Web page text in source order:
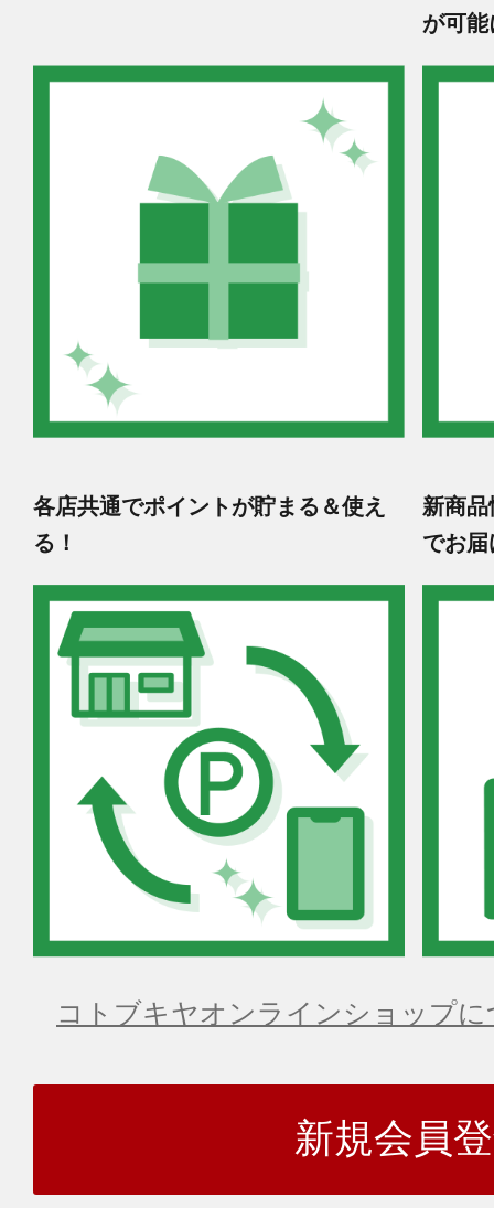
が可能
各店共通でポイントが貯まる＆使え
る！
新商
でお届
コトブキヤオンラインショップ